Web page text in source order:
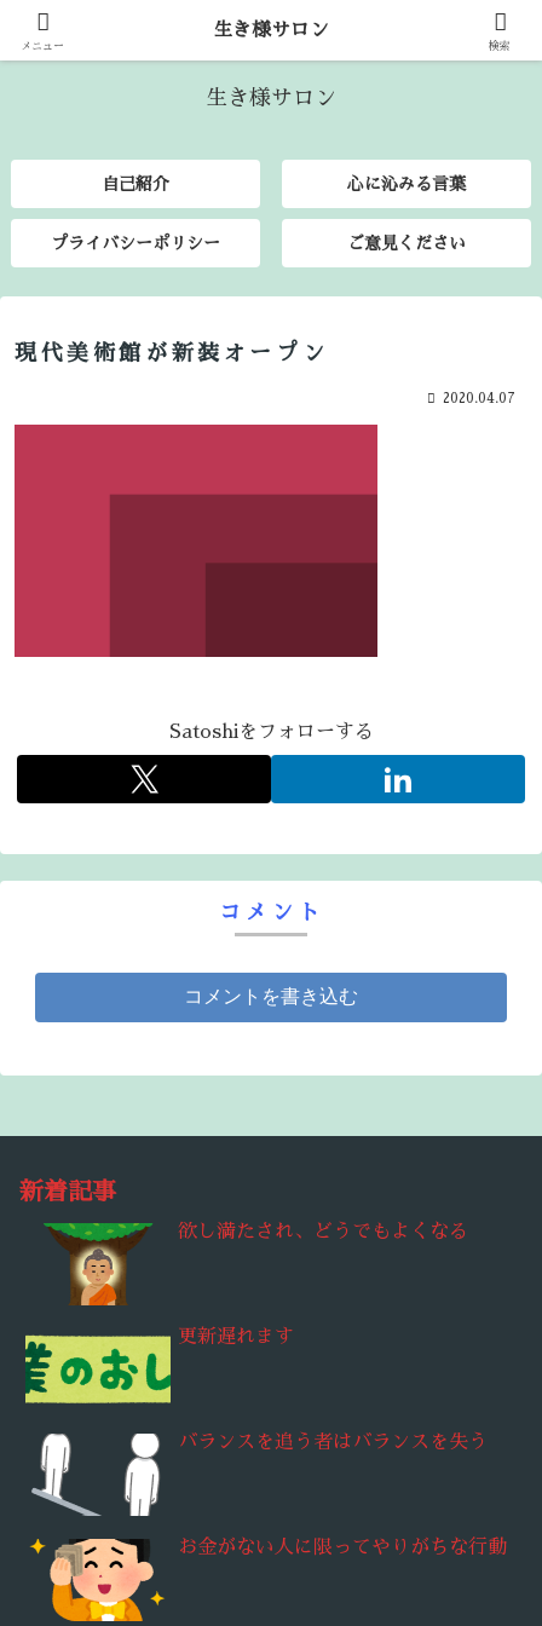
生き様を語り合いましょう♪
生き様サロン
自己紹介 心に沁みる言葉
プライバシーポリシー ご意見ください
現代美術館が新装オープン
2020.04.07
Satoshiをフォローする
コメント
コメントを書き込む
新着記事
欲し満たされ、どうでもよくなる
更新遅れます
バランスを追う者はバランスを失う
お金がない人に限ってやりがちな行動
メニュー
生き様サロン
検索